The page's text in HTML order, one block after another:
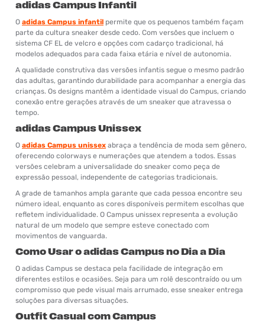
adidas Campus Infantil
O adidas Campus infantil permite que os pequenos também façam
parte da cultura sneaker desde cedo. Com versões que incluem o
sistema CF EL de velcro e opções com cadarço tradicional, há
modelos adequados para cada faixa etária e nível de autonomia.
A qualidade construtiva das versões infantis segue o mesmo padrão
das adultas, garantindo durabilidade para acompanhar a energia das
crianças. Os designs mantêm a identidade visual do Campus, criando
conexão entre gerações através de um sneaker que atravessa o
tempo.
adidas Campus Unissex
O adidas Campus unissex abraça a tendência de moda sem gênero,
oferecendo colorways e numerações que atendem a todos. Essas
versões celebram a universalidade do sneaker como peça de
expressão pessoal, independente de categorias tradicionais.
A grade de tamanhos ampla garante que cada pessoa encontre seu
número ideal, enquanto as cores disponíveis permitem escolhas que
refletem individualidade. O Campus unissex representa a evolução
natural de um modelo que sempre esteve conectado com
movimentos de vanguarda.
Como Usar o adidas Campus no Dia a Dia
O adidas Campus se destaca pela facilidade de integração em
diferentes estilos e ocasiões. Seja para um rolê descontraído ou um
compromisso que pede visual mais arrumado, esse sneaker entrega
soluções para diversas situações.
Outfit Casual com Campus